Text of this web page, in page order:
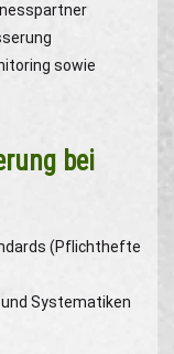
sowie
bei
(Pflichthefte
Systematiken